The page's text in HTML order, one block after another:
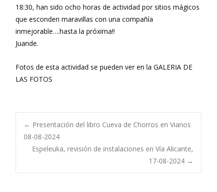
18:30, han sido ocho horas de actividad por sitios mágicos
que esconden maravillas con una compañía
inmejorable….hasta la próxima!!
Juande.
Fotos de esta actividad se pueden ver en la GALERIA DE
LAS FOTOS
Navegación
de
← Presentación del libro Cueva de Chorros en Vianos
08-08-2024
Espeleuka, revisión de instalaciones en Vía Alicante,
17-08-2024 →